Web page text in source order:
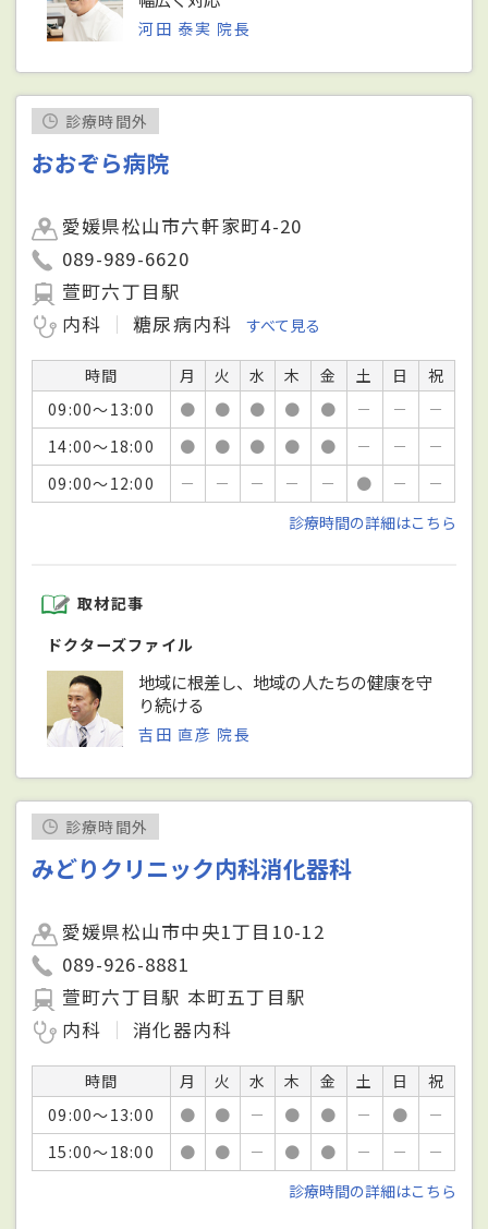
河田 泰実 院長
診療時間外
おおぞら病院
愛媛県松山市六軒家町4-20
089-989-6620
萱町六丁目駅
内科
糖尿病内科 すべて見る
時間 月 火 水 木 金 土 日
祝
09:00～13:00
● ● ● ● ● － －
－
14:00～18:00
● ● ● ● ● － －
－
09:00～12:00
－ － － － － ● －
－
診療時間の詳細はこちら
取材記事
ドクターズファイル
地域に根差し、地域の人たちの健康を守
り続ける
吉田 直彦 院長
診療時間外
みどりクリニック内科消化器科
愛媛県松山市中央1丁目10-12
089-926-8881
萱町六丁目駅 本町五丁目駅
内科
消化器内科
時間 月 火 水 木 金 土 日
祝
09:00～13:00
● ● － ● ● － ●
－
15:00～18:00
● ● － ● ● － －
－
診療時間の詳細はこちら